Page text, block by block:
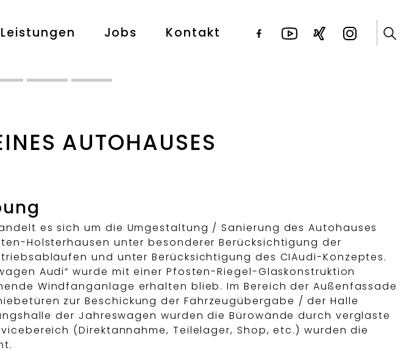
Leistungen Jobs Kontakt
AUTOHAUSES
es sich um die Umgestaltung / Sanierung des Autohauses
Holsterhausen unter besonderer Berücksichtigung der
und unter Berücksichtigung des CIAudi-Konzeptes.
Audi“ wurde mit einer Pfosten-Riegel-Glaskonstruktion
Windfanganlage erhalten blieb. Im Bereich der Außenfassade
zur Beschickung der Fahrzeugübergabe / der Halle
der Jahreswagen wurden die Bürowände durch verglaste
(Direktannahme, Teilelager, Shop, etc.) wurden die